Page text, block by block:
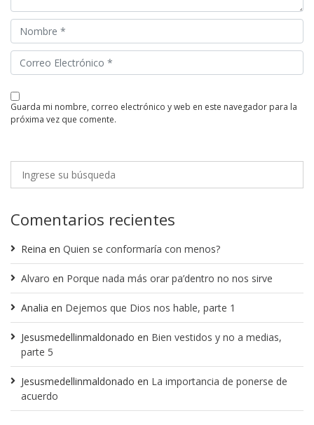
guarda mi nombre, correo electrónico y web en este navegador para la
próxima vez que comente.
Comentarios recientes
Reina en Quien se conformaría con menos?
Alvaro en Porque nada más orar pa’dentro no nos sirve
Analia en Dejemos que Dios nos hable, parte 1
Jesusmedellinmaldonado en Bien vestidos y no a medias,
parte 5
Jesusmedellinmaldonado en La importancia de ponerse de
acuerdo